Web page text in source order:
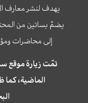
يهدف لنشر معارف
يضمّ بساتين من
إلى محاضرات
الماضية،